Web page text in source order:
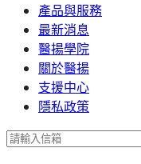
產品與服務
最新消息
醫揚學院
關於醫揚
支援中心
隱私政策